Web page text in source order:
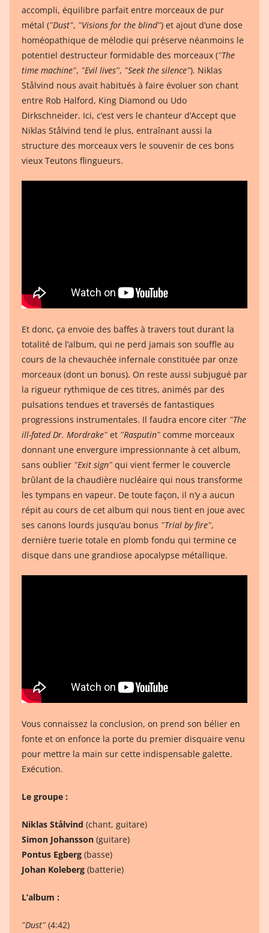
accompli, équilibre parfait entre morceaux de pur
métal (ʺDustʺ, ʺVisions for the blindʺ) et ajout d’une dose
homéopathique de mélodie qui préserve néanmoins le
potentiel destructeur formidable des morceaux (ʺThe
time machineʺ, ʺEvil livesʺ, ʺSeek the silenceʺ). Niklas
Stålvind nous avait habitués à faire évoluer son chant
entre Rob Halford, King Diamond ou Udo
Dirkschneider. Ici, c’est vers le chanteur d’Accept que
Niklas Stålvind tend le plus, entraînant aussi la
structure des morceaux vers le souvenir de ces bons
vieux Teutons flingueurs.
Et donc, ça envoie des baffes à travers tout durant la
totalité de l’album, qui ne perd jamais son souffle au
cours de la chevauchée infernale constituée par onze
morceaux (dont un bonus). On reste aussi subjugué par
la rigueur rythmique de ces titres, animés par des
pulsations tendues et traversés de fantastiques
progressions instrumentales. Il faudra encore citer ʺThe
ill-fated Dr. Mordrakeʺ et ʺRasputinʺ comme morceaux
donnant une envergure impressionnante à cet album,
sans oublier ʺExit signʺ qui vient fermer le couvercle
brûlant de la chaudière nucléaire qui nous transforme
les tympans en vapeur. De toute façon, il n’y a aucun
répit au cours de cet album qui nous tient en joue avec
ses canons lourds jusqu’au bonus ʺTrial by fireʺ,
dernière tuerie totale en plomb fondu qui termine ce
disque dans une grandiose apocalypse métallique.
Vous connaissez la conclusion, on prend son bélier en
fonte et on enfonce la porte du premier disquaire venu
pour mettre la main sur cette indispensable galette.
Exécution.
Le groupe :
Niklas Stålvind (chant, guitare)
Simon Johansson (guitare)
Pontus Egberg (basse)
Johan Koleberg (batterie)
L’album :
ʺDustʺ (4:42)